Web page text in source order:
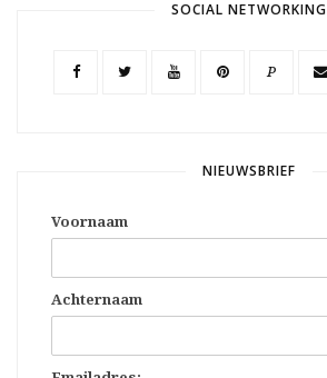
SOCIAL NETWORKING
P
NIEUWSBRIEF
Voornaam
Achternaam